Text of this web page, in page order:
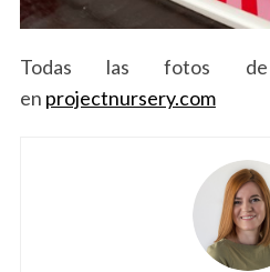
Todas las fotos de
en projectnursery.com